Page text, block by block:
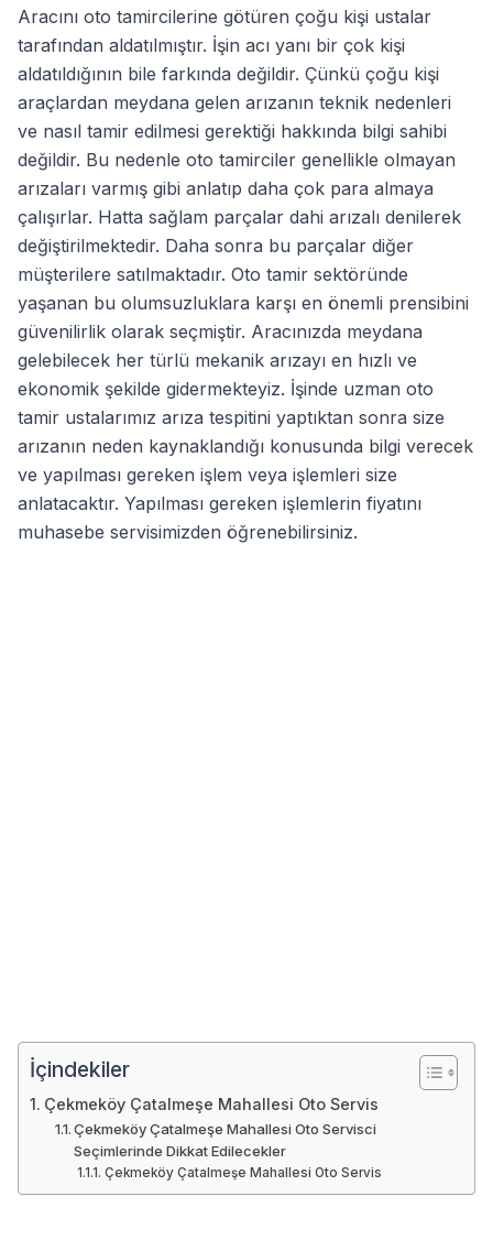
Aracını oto tamircilerine götüren çoğu kişi ustalar
tarafından aldatılmıştır. İşin acı yanı bir çok kişi
aldatıldığının bile farkında değildir. Çünkü çoğu kişi
araçlardan meydana gelen arızanın teknik nedenleri
ve nasıl tamir edilmesi gerektiği hakkında bilgi sahibi
değildir. Bu nedenle oto tamirciler genellikle olmayan
arızaları varmış gibi anlatıp daha çok para almaya
çalışırlar. Hatta sağlam parçalar dahi arızalı denilerek
değiştirilmektedir. Daha sonra bu parçalar diğer
müşterilere satılmaktadır. Oto tamir sektöründe
yaşanan bu olumsuzluklara karşı en önemli prensibini
güvenilirlik olarak seçmiştir. Aracınızda meydana
gelebilecek her türlü mekanik arızayı en hızlı ve
ekonomik şekilde gidermekteyiz. İşinde uzman oto
tamir ustalarımız arıza tespitini yaptıktan sonra size
arızanın neden kaynaklandığı konusunda bilgi verecek
ve yapılması gereken işlem veya işlemleri size
anlatacaktır. Yapılması gereken işlemlerin fiyatını
muhasebe servisimizden öğrenebilirsiniz.
İçindekiler
Çekmeköy Çatalmeşe Mahallesi Oto Servis
Çekmeköy Çatalmeşe Mahallesi Oto Servisci
Seçimlerinde Dikkat Edilecekler
Çekmeköy Çatalmeşe Mahallesi Oto Servis